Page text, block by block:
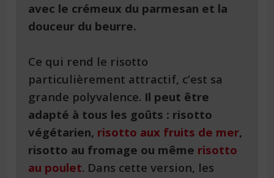
avec le crémeux du parmesan et la
douceur du beurre.
Ce qui rend le risotto
particulièrement attractif, c’est sa
grande polyvalence. Il peut être
adapté à tous les goûts : risotto
végétarien, risotto aux fruits de mer,
risotto au fromage ou même risotto
au poulet. Dans cette version, les